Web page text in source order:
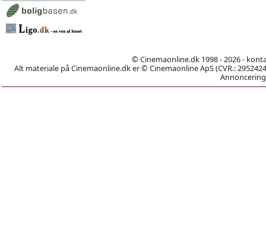
© Cinemaonline.dk 1998 - 2026 -
Alt materiale på Cinemaonline.dk er © Cinemaonline ApS (CVR.: